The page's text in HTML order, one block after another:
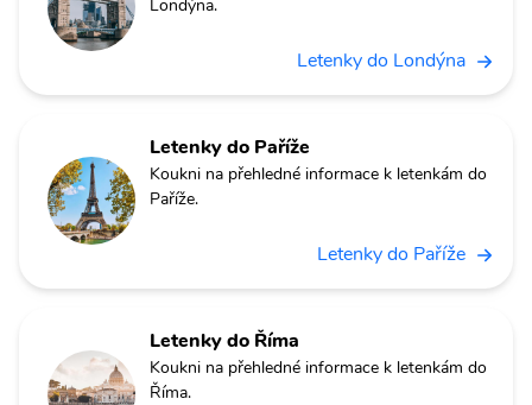
Londýna.
Letenky do Londýna
Letenky do Paříže
Koukni na přehledné informace k letenkám do
Paříže.
Letenky do Paříže
Letenky do Říma
Koukni na přehledné informace k letenkám do
Říma.